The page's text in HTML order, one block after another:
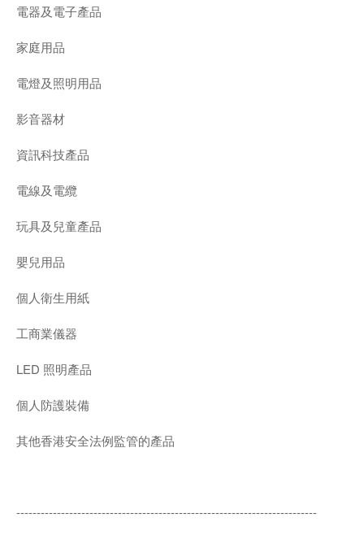
電器及電子產品
家庭用品
電燈及照明用品
影音器材
資訊科技產品
電線及電纜
玩具及兒童產品
嬰兒用品
個人衛生用紙
工商業儀器
LED 照明產品
個人防護裝備
其他香港安全法例監管的產品
--------------------------------------------------------------------------